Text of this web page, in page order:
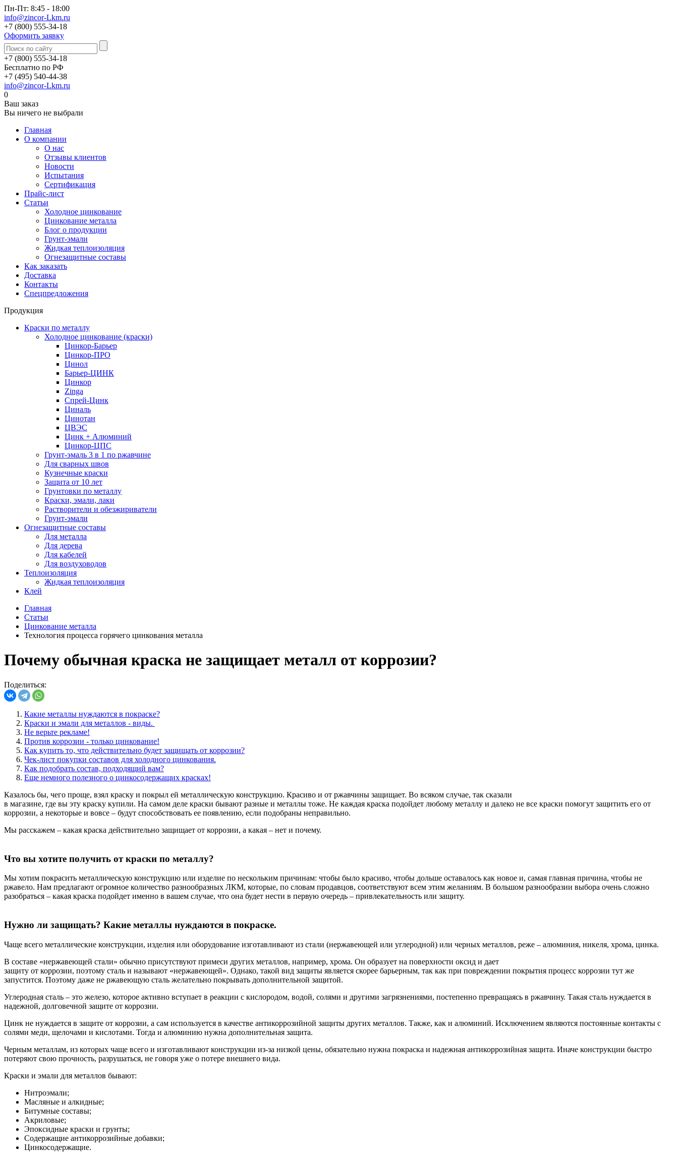
Пн-Пт: 8:45 - 18:00
info@zincor-Lkm.ru
+7 (800) 555-34-18
Оформить заявку
+7 (800) 555-34-18
Бесплатно по РФ
+7 (495) 540-44-38
info@zincor-Lkm.ru
0
Ваш заказ
Вы ничего не выбрали
Главная
О компании
О нас
Отзывы клиентов
Новости
Испытания
Сертификация
Прайс-лист
Статьи
Холодное цинкование
Цинкование металла
Блог о продукции
Грунт-эмали
Жидкая теплоизоляция
Огнезащитные составы
Как заказать
Доставка
Контакты
Спецпредложения
Продукция
Краски по металлу
Холодное цинкование (краски)
Цинкор-Барьер
Цинкор-ПРО
Цинол
Барьер-ЦИНК
Цинкор
Zinga
Спрей-Цинк
Циналь
Цинотан
ЦВЭС
Цинк + Алюминий
Цинкор-ЦПС
Грунт-эмаль 3 в 1 по ржавчине
Для сварных швов
Кузнечные краски
Защита от 10 лет
Грунтовки по металлу
Краски, эмали, лаки
Растворители и обезжириватели
Грунт-эмали
Огнезащитные составы
Для металла
Для дерева
Для кабелей
Для воздуховодов
Теплоизоляция
Жидкая теплоизоляция
Клей
Главная
Статьи
Цинкование металла
Технология процесса горячего цинкования металла
Почему обычная краска не защищает металл от коррозии?
Поделиться:
Какие металлы нуждаются в покраске?
Краски и эмали для металлов - виды.
Не верьте рекламе!
Против коррозии - только цинкование!
Как купить то, что действительно будет защищать от коррозии?
Чек-лист покупки составов для холодного цинкования.
Как подобрать состав, подходящий вам?
Еще немного полезного о цинкосодержащих красках!
Казалось бы, чего проще, взял краску и покрыл ей металлическую конструкцию. Красиво и от ржавчины защищает. Во всяком случае, так сказали
в магазине, где вы эту краску купили. На самом деле краски бывают разные и металлы тоже. Не каждая краска подойдет любому металлу и далеко не все краски помогут защитить его от
коррозии, а некоторые и вовсе – будут способствовать ее появлению, если подобраны неправильно.
Мы расскажем – какая краска действительно защищает от коррозии, а какая – нет и почему.
Что вы хотите получить от краски по металлу?
Мы хотим покрасить металлическую конструкцию или изделие по нескольким причинам: чтобы было красиво, чтобы дольше оставалось как новое и, самая главная причина, чтобы не
ржавело. Нам предлагают огромное количество разнообразных ЛКМ, которые, по словам продавцов, соответствуют всем этим желаниям. В большом разнообразии выбора очень сложно
разобраться – какая краска подойдет именно в вашем случае, что она будет нести в первую очередь – привлекательность или защиту.
Нужно ли защищать? Какие металлы нуждаются в покраске.
Чаще всего металлические конструкции, изделия или оборудование изготавливают из стали (нержавеющей или углеродной) или черных металлов, реже – алюминия, никеля, хрома, цинка.
В составе «нержавеющей стали» обычно присутствуют примеси других металлов, например, хрома. Он образует на поверхности оксид и дает
защиту от коррозии, поэтому сталь и называют «нержавеющей». Однако, такой вид защиты является скорее барьерным, так как при повреждении покрытия процесс коррозии тут же
запустится. Поэтому даже не ржавеющую сталь желательно покрывать дополнительной защитой.
Углеродная сталь – это железо, которое активно вступает в реакции с кислородом, водой, солями и другими загрязнениями, постепенно превращаясь в ржавчину. Такая сталь нуждается в
надежной, долговечной защите от коррозии.
Цинк не нуждается в защите от коррозии, а сам используется в качестве антикоррозийной защиты других металлов. Также, как и алюминий. Исключением являются постоянные контакты с
солями меди, щелочами и кислотами. Тогда и алюминию нужна дополнительная защита.
Черным металлам, из которых чаще всего и изготавливают конструкции из-за низкой цены, обязательно нужна покраска и надежная антикоррозийная защита. Иначе конструкции быстро
потеряют свою прочность, разрушаться, не говоря уже о потере внешнего вида.
Краски и эмали для металлов бывают:
Нитроэмали;
Масляные и алкидные;
Битумные составы;
Акриловые;
Эпоксидные краски и грунты;
Содержащие антикоррозийные добавки;
Цинкосодержащие.